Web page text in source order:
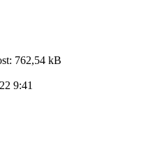
762,54 kB
9:41